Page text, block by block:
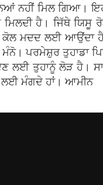
ਨਹੀਂ ਮਿਲ ਗਿਆ। ਇਹ
ਹੈ। ਜਿੱਥੇ ਯਿਸੂ
ਕੋਲ ਮਦਦ ਲਈ ਆਉਂਦਾ
ਪਰਮੇਸ਼ੁਰ ਤੁਹਾਡਾ
ਲਈ ਤੁਹਾਨੂੰ ਲੋੜ ਹੈ।
ਲਈ ਮੰਗਦੇ ਹਾਂ। ਆਮੀਨ